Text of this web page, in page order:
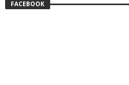
FACEBOOK